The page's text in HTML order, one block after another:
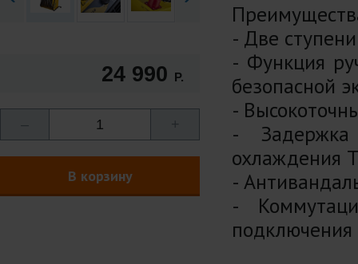
24 990 Р.
+
– 1
В корзину
- Две
- Функция
безопасной
-
- Задержка
охлаждения
-
-